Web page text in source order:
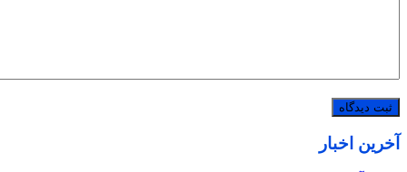
آخرین اخبار